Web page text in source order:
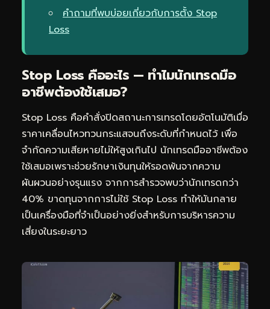
คำถามที่พบบ่อยเกี่ยวกับการตั้ง Stop
Loss
Stop Loss คืออะไร — ทำไมนักเทรดมือ
อาชีพต้องใช้เสมอ?
Stop Loss คือคำสั่งปิดสถานะการเทรดโดยอัตโนมัติเมื่อ
ราคาเคลื่อนไหวทวนกระแสจนถึงระดับที่กำหนดไว้ เพื่อ
จำกัดความเสียหายไม่ให้สูงเกินไป นักเทรดมืออาชีพต้อง
ใช้เสมอเพราะช่วยรักษาเงินทุนให้รอดพ้นจากความ
ผันผวนอย่างรุนแรง จากการสำรวจพบว่านักเทรดกว่า
40% ขาดทุนจากการไม่ใช้ Stop Loss ทำให้มันกลาย
เป็นเครื่องมือที่จำเป็นอย่างยิ่งสำหรับการบริหารความ
เสี่ยงในระยะยาว